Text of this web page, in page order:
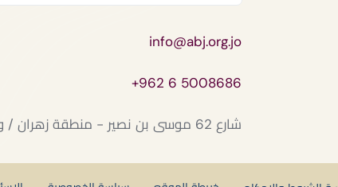
info@abj.org.jo
+962 6 5008686
شارع 62 موسى بن نصير - منطقة زهران / وادي صقرة - عمان – الأردن